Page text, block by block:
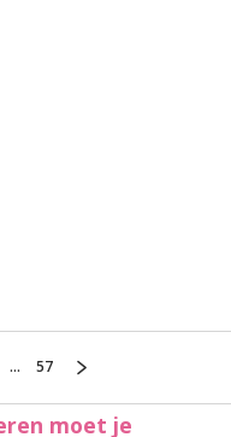
... 57
moet je